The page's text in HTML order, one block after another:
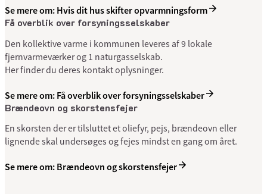
Se mere om: Hvis dit hus skifter opvarmningsform
Få overblik over forsyningsselskaber
Den kollektive varme i kommunen leveres af 9 lokale
fjernvarmeværker og 1 naturgasselskab.
Her finder du deres kontakt oplysninger.
Se mere om: Få overblik over forsyningsselskaber
Brændeovn og skorstensfejer
En skorsten der er tilsluttet et oliefyr, pejs, brændeovn eller
lignende skal undersøges og fejes mindst en gang om året.
Se mere om: Brændeovn og skorstensfejer